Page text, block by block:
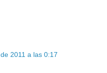
2011 a las 0:17